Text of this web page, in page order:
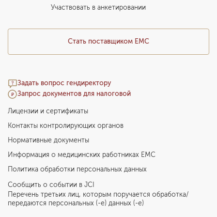
Медицинский туризм
Стать поставщиком ЕМС
Задать вопрос гендиректору
Запрос документов для налоговой
Участвовать в анкетировании
Лицензии и сертификаты
Контакты контролирующих органов
Нормативные документы
Информация о медицинских работниках EMC
Политика обработки персональных данных
Сообщить о событии в JCI
Перечень третьих лиц, которым поручается обработка/
передаются персональных (-е) данных (-е)